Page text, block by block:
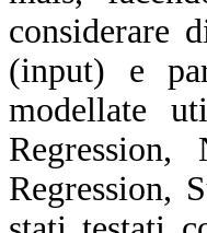
considerare
(input) e
modellate
Regression,